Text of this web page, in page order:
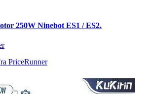
250W Ninebot ES1 / ES2.
PriceRunner